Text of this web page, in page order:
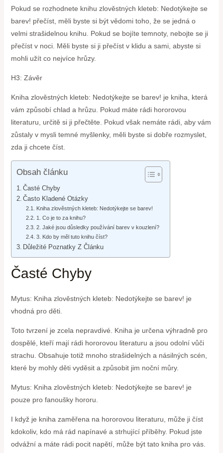
Pokud se rozhodnete knihu zlověstných kleteb: Nedotýkejte se
barev! přečíst, měli byste si být vědomi toho, že se jedná o
velmi strašidelnou knihu. Pokud se bojíte temnoty, nebojte se ji
přečíst v noci. Měli byste si ji přečíst v klidu a sami, abyste si
mohli užít co nejvíce hrůzy.
H3: Závěr
Kniha zlověstných kleteb: Nedotýkejte se barev! je kniha, která
vám způsobí chlad a hrůzu. Pokud máte rádi hororovou
literaturu, určitě si ji přečtěte. Pokud však nemáte rádi, aby vám
zůstaly v mysli temné myšlenky, měli byste si dobře rozmyslet,
zda ji chcete číst.
Obsah článku
Časté Chyby
Často Kladené Otázky
Kniha zlověstných kleteb: Nedotýkejte se barev!
1. Co je to za knihu?
2. Jaké jsou důsledky používání barev v kouzlení?
3. Kdo by měl tuto knihu číst?
Důležité Poznatky Z Článku
Časté Chyby
Mytus: Kniha zlověstných kleteb: Nedotýkejte se barev! je
vhodná pro děti.
Toto tvrzení je zcela nepravdivé. Kniha je určena výhradně pro
dospělé, kteří mají rádi hororovou literaturu a jsou odolní vůči
strachu. Obsahuje totiž mnoho strašidelných a násilných scén,
které by mohly děti vyděsit a způsobit jim noční můry.
Mytus: Kniha zlověstných kleteb: Nedotýkejte se barev! je
pouze pro fanoušky hororu.
I když je kniha zaměřena na hororovou literaturu, může ji číst
kdokoliv, kdo má rád napínavé a strhující příběhy. Pokud jste
odvážní a máte rádi pocit napětí, může být tato kniha pro vás.